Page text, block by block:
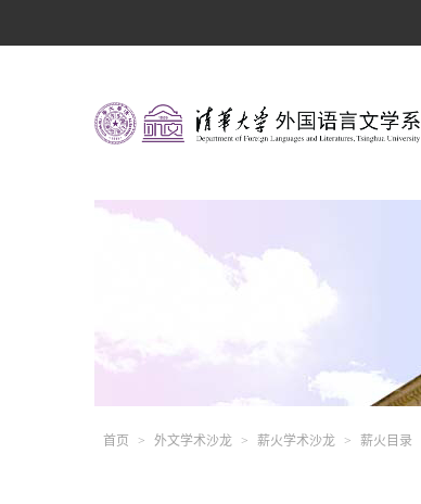
首页 > 外文学术沙龙 > 薪火学术沙龙 > 薪火目录